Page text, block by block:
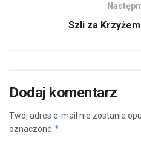
Szli za
Dodaj komentarz
Twój adres e-mail nie zostanie
oznaczone *